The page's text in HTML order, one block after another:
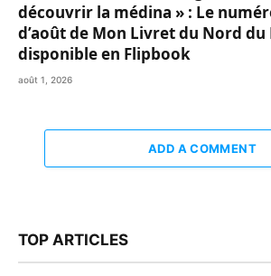
découvrir la médina » : Le
d’août de Mon Livret du Nord du
disponible en Flipbook
août 1, 2026
ADD A COMMENT
TOP ARTICLES